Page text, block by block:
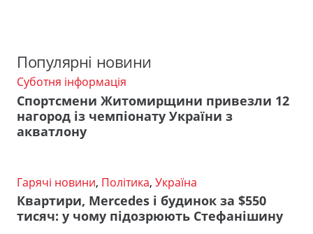
Популярні новини
Суботня інформація
Спортсмени Житомирщини привезли 12
нагород із чемпіонату України з
акватлону
Гарячі новини, Політика, Україна
Квартири, Mercedes і будинок за $550
тисяч: у чому підозрюють Стефанішину